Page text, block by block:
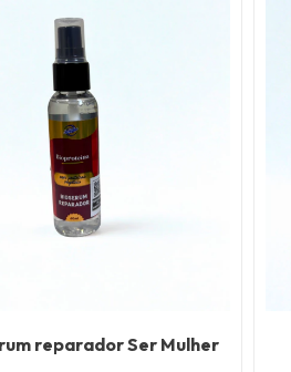
reparador Ser Mulher